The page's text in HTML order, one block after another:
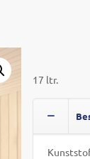
17 ltr.